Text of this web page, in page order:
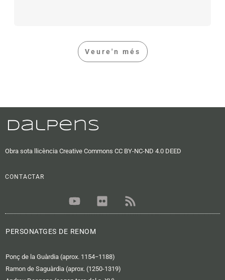
Veure'n més
Obra sota llicència Creative Commons CC BY-NC-ND 4.0 DEED
CONTACTAR
Y
o
t
b
e
F
l
r
R
s
PERSONATGES DE RENOM
Ponç de la Guàrdia (aprox. 1154−1188)
Ramon de Saguàrdia (aprox. (1250-1319)